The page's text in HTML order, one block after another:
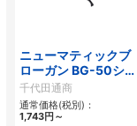
ニューマティックブ
ローガン BG-50シ
リーズ
千代田通商
通常価格(税別)：
1,743円～